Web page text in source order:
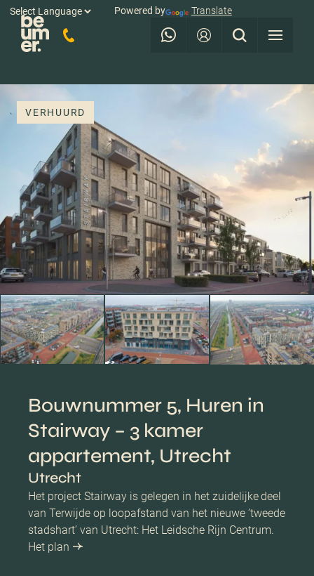
Powered by Translate
VERHUURD
Bouwnummer 5, Huren in
Stairway – 3 kamer
appartement, Utrecht
Utrecht
Het project Stairway is gelegen in het zuidelijke deel
van Terwijde op loopafstand van het nieuwe ’tweede
stadshart’ van Utrecht: Het Leidsche Rijn Centrum.
Het plan